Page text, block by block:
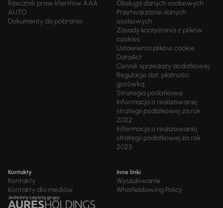
Rzecznik praw klientów AAA
AUTO
Dokumenty do pobrania
Obsługa danych osobowych
Przetwarzanie danych
osobowych
Zasady korzystania z plików
cookies
Ustawienia plików cookie
DataAct
Cennik sprzedaży dodatkowej
Regulacje dot. płatności
gotówką
Strategia podatkowa
Informacja o realizowanej
strategii podatkowej za rok
2022
Informacja o realizowanej
strategii podatkowej za rok
2023
Kontakty
Kontakty
Kontakty dla mediów
Inne linki
Wyszukiwanie
Whistleblowing Policy
Jesteśmy częścią grupy